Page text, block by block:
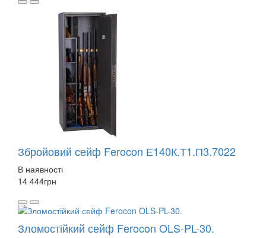
Збройовий сейф Ferocon Е140К.Т1.П3.7022
В наявності
14 444грн
Зломостійкий сейф Ferocon OLS-PL-30.